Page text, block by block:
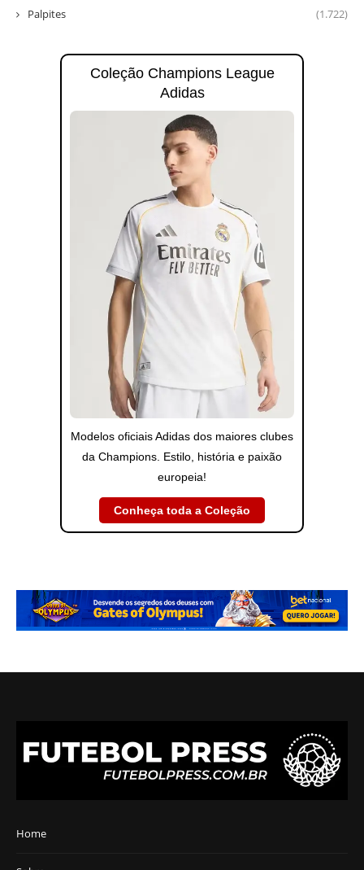
Palpites (1.722)
Coleção Champions League
Adidas
Modelos oficiais Adidas dos maiores clubes
da Champions. Estilo, história e paixão
europeia!
Conheça toda a Coleção
Home